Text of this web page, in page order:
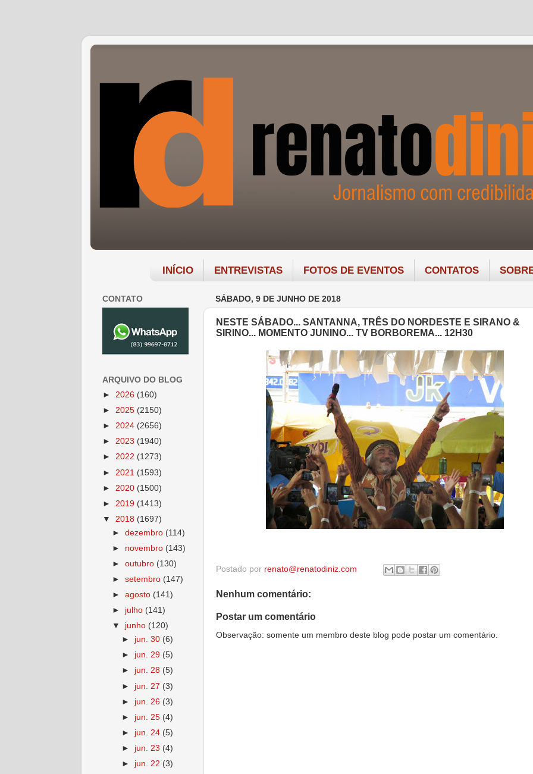
INÍCIO ENTREVISTAS FOTOS DE EVENTOS CONTATOS
SÁBADO, 9 DE JUNHO DE 2018
NESTE SÁBADO... SANTANNA, TRÊS DO NORDESTE E SIRANO &
SIRINO... MOMENTO JUNINO... TV BORBOREMA... 12H30
Postado por renato@renatodiniz.com
Nenhum comentário:
Postar um comentário
Observação: somente um membro deste blog pode postar um comentário.
CONTATO
ARQUIVO DO BLOG
► 2026 (160)
► 2025 (2150)
► 2024 (2656)
► 2023 (1940)
► 2022 (1273)
► 2021 (1593)
► 2020 (1500)
► 2019 (1413)
▼ 2018 (1697)
►dezembro (114)
► novembro (143)
►outubro (130)
►setembro (147)
►agosto (141)
► julho (141)
▼ junho (120)
► jun. 30 (6)
► jun. 29 (5)
► jun. 28 (5)
► jun. 27 (3)
► jun. 26 (3)
► jun. 25 (4)
► jun. 24 (5)
► jun. 23 (4)
► jun. 22 (3)